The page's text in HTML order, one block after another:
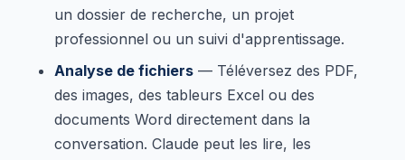
un dossier de recherche, un projet
professionnel ou un suivi d'apprentissage.
Analyse de fichiers — Téléversez des PDF,
des images, des tableurs Excel ou des
documents Word directement dans la
conversation. Claude peut les lire, les